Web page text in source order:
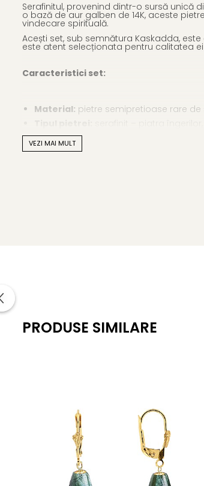
Serafinitul, provenind dintr-o sursă unică
o bază de aur galben de 14K, aceste
vindecare spirituală.
Acești set, sub semnătura Kaskadda,
este atent selecționata pentru calitatea
Caracteristici set:
Material: pietre semipretioase rare de
Dimensiunea pietrei:
prețioasă și căutată în rândul
* În tradițiile mistice, serafinitul este
* Această piatră rară este adesea
* Serafinitul este cunoscut pentru
* În multe practici spirituale, serafinitul
VEZI MAI MULT
PRODUSE SIMILARE